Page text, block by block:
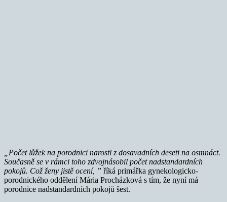
„Počet lůžek na porodnici narostl z dosavadních deseti na osmnáct.
Současně se v rámci toho zdvojnásobil počet nadstandardních
pokojů. Což ženy jistě ocení, ” říká primářka gynekologicko-
porodnického oddělení Mária Procházková s tím, že nyní má
porodnice nadstandardních pokojů šest.